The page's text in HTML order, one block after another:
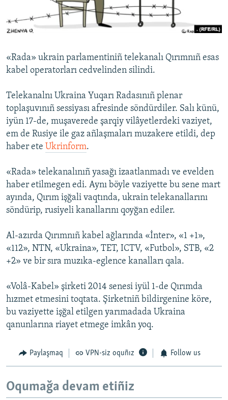
Русский
Українською
QOŞULIÑIZ!
RFE/RS bütün saytları
«Rada» ukrain parlamentiniñ telekanalı Qırımnıñ esas
kabel operatorları cedvelinden silindi.
Telekanalnı Ukraina Yuqarı Radasınıñ plenar
toplaşuvınıñ sessiyası afresinde söndürdiler. Salı künü,
iyün 17-de, muşaverede şarqiy vilâyetlerdeki vaziyet,
em de Rusiye ile gaz añlaşmaları muzakere etildi, dep
haber ete Ukrinform.
«Rada» telekanalınıñ yasağı izaatlanmadı ve evelden
haber etilmegen edi. Aynı böyle vaziyette bu sene mart
ayında, Qırım işğali vaqtında, ukrain telekanallarını
söndürip, rusiyeli kanallarını qoyğan ediler.
Al-azırda Qırımnıñ kabel ağlarında «İnter», «1 +1»,
«112», NTN, «Ukraina», TET, ICTV, «Futbol», STB, «2
+2» ve bir sıra muzıka-eglence kanalları qala.
«Volâ-Kabel» şirketi 2014 senesi iyül 1-de Qırımda
hızmet etmesini toqtata. Şirketniñ bildirgenine köre,
bu vaziyette işğal etilgen yarımadada Ukraina
qanunlarına riayet etmege imkân yoq.
Paylaşmaq VPN-siz oquñız Follow us
Oqumağa devam etiñiz